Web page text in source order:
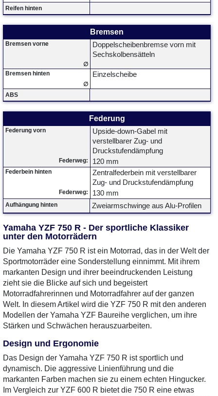
Reifen hinten
Bremsen
Bremsen vorne
Doppelscheibenbremse vorn mit
Sechskolbensätteln
∅
Bremsen hinten
Einzelscheibe
∅
ABS
Federung
Federung vorn
Upside-down-Gabel mit
verstellbarer Zug- und
Druckstufendämpfung
Federweg: 120 mm
Federbein hinten
Zentralfederbein mit verstellbarer
Zug- und Druckstufendämpfung
Federweg: 130 mm
Aufhängung hinten Zweiarmschwinge aus Alu-Profilen
Yamaha YZF 750 R - Der sportliche Klassiker
unter den Motorrädern
Die Yamaha YZF 750 R ist ein Motorrad, das in der Welt der
Sportmotorräder eine Sonderstellung einnimmt. Mit ihrem
markanten Design und ihrer beeindruckenden Leistung
zieht sie die Blicke auf sich und begeistert
Motorradfahrerinnen und Motorradfahrer auf der ganzen
Welt. In diesem Artikel wird die YZF 750 R mit den anderen
Modellen der Yamaha YZF Baureihe verglichen, um ihre
Stärken und Schwächen herauszuarbeiten.
Design und Ergonomie
Das Design der Yamaha YZF 750 R ist sportlich und
dynamisch. Die aggressive Linienführung und die
markanten Farben machen sie zu einem echten Hingucker.
Im Vergleich zur YZF 600 R bietet die 750 R eine etwas